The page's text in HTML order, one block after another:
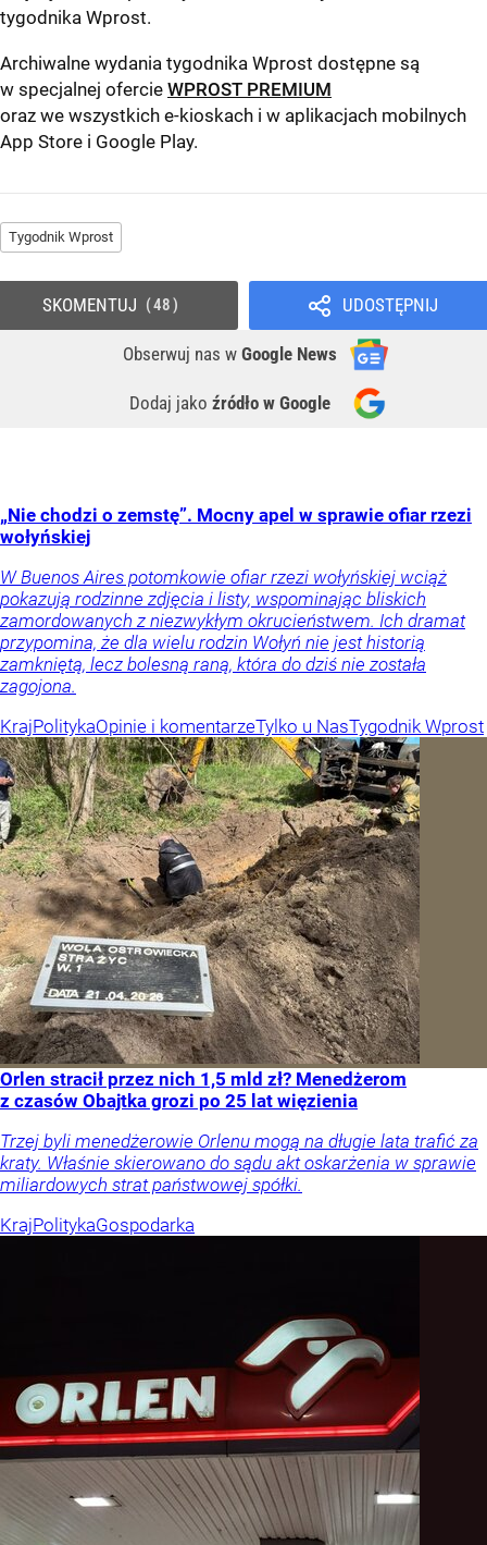
tygodnika Wprost.
Archiwalne wydania tygodnika Wprost dostępne są
w specjalnej ofercie WPROST PREMIUM
oraz we wszystkich e-kioskach i w aplikacjach mobilnych
App Store i Google Play.
Tygodnik Wprost
UDOSTĘPNIJ
Obserwuj nas w Google News
Dodaj jako źródło w Google
SKOMENTUJ 48
„Nie chodzi o zemstę”. Mocny apel w sprawie ofiar rzezi
wołyńskiej
W Buenos Aires potomkowie ofiar rzezi wołyńskiej wciąż
pokazują rodzinne zdjęcia i listy, wspominając bliskich
zamordowanych z niezwykłym okrucieństwem. Ich dramat
przypomina, że dla wielu rodzin Wołyń nie jest historią
zamkniętą, lecz bolesną raną, która do dziś nie została
zagojona.
KrajPolitykaOpinie i komentarzeTylko u NasTygodnik Wprost
Orlen stracił przez nich 1,5 mld zł? Menedżerom
z czasów Obajtka grozi po 25 lat więzienia
Trzej byli menedżerowie Orlenu mogą na długie lata trafić za
kraty. Właśnie skierowano do sądu akt oskarżenia w sprawie
miliardowych strat państwowej spółki.
KrajPolitykaGospodarka